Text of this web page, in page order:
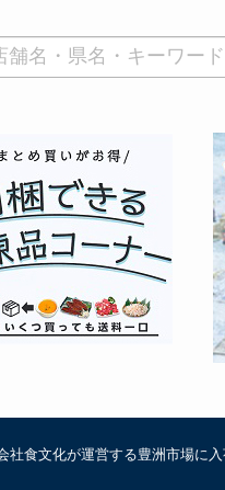
社食文化が運営する豊洲市場に